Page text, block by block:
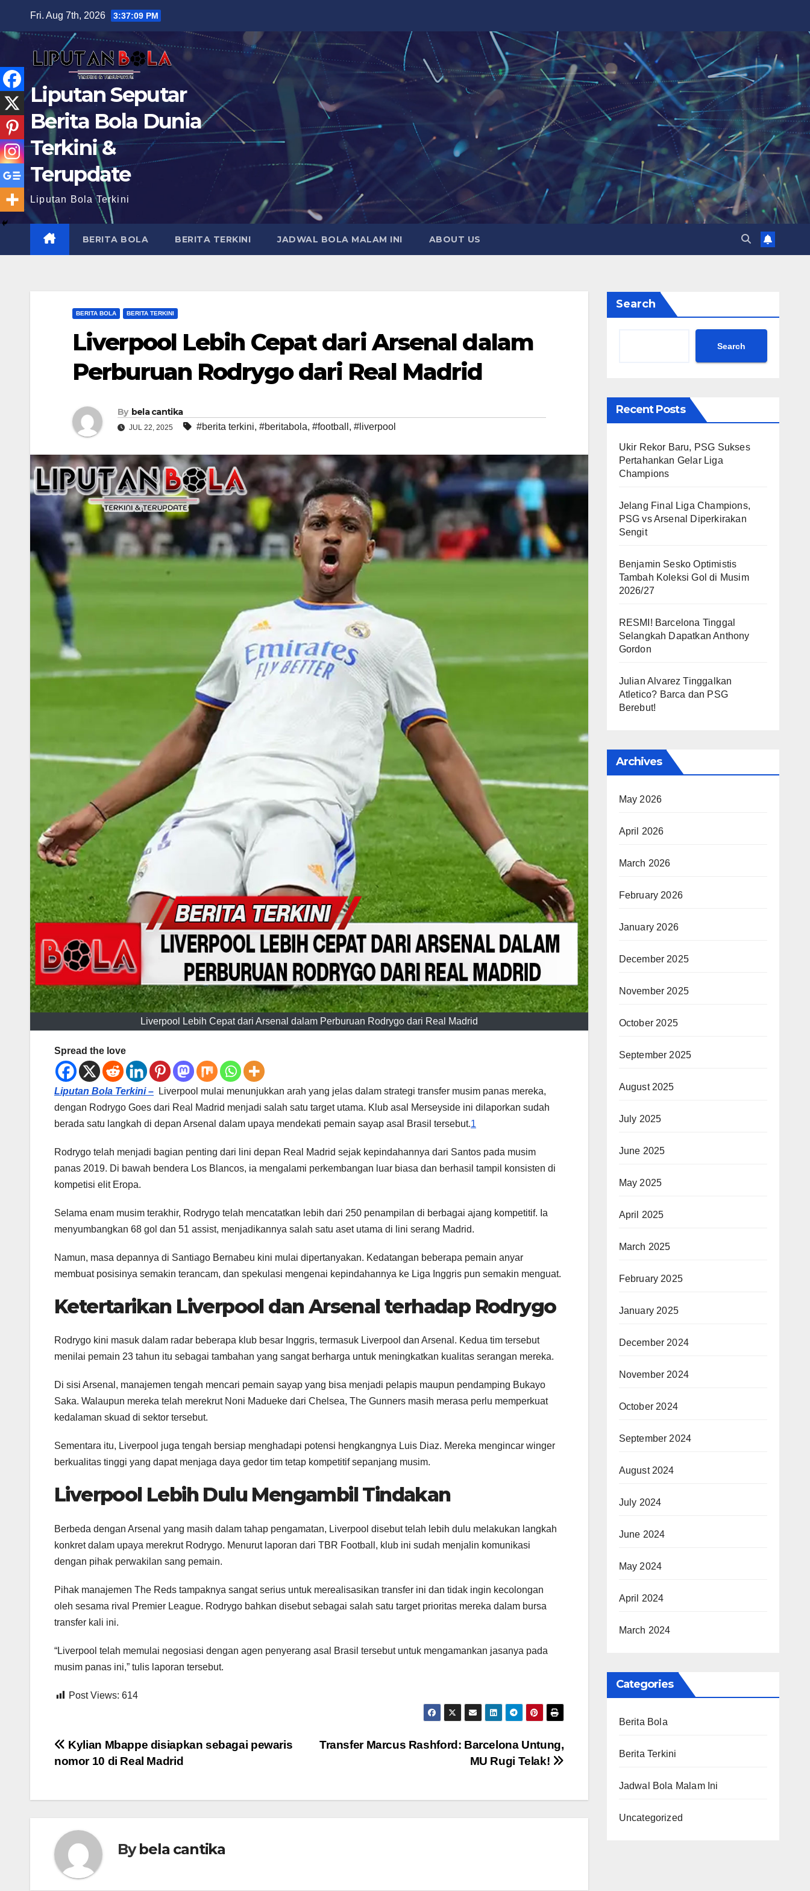
Fri. Aug 7th, 2026 3:37:11 PM
Liputan Seputar
Berita Bola Dunia
Terkini &
Terupdate
Liputan Bola Terkini
BERITA BOLA BERITA TERKINI JADWAL BOLA MALAM INI ABOUT US
BERITA BOLA BERITA TERKINI
Liverpool Lebih Cepat dari Arsenal dalam
Perburuan Rodrygo dari Real Madrid
By bela cantika
JUL 22, 2025 #berita terkini, #beritabola, #football , #liverpool
Liverpool Lebih Cepat dari Arsenal dalam Perburuan Rodrygo dari Real Madrid
Spread the love
Liputan Bola Terkini – Liverpool mulai menunjukkan arah yang jelas dalam strategi transfer musim panas mereka,
dengan Rodrygo Goes dari Real Madrid menjadi salah satu target utama. Klub asal Merseyside ini dilaporkan sudah
berada satu langkah di depan Arsenal dalam upaya mendekati pemain sayap asal Brasil tersebut.1
Rodrygo telah menjadi bagian penting dari lini depan Real Madrid sejak kepindahannya dari Santos pada musim
panas 2019. Di bawah bendera Los Blancos, ia mengalami perkembangan luar biasa dan berhasil tampil konsisten di
kompetisi elit Eropa.
Selama enam musim terakhir, Rodrygo telah mencatatkan lebih dari 250 penampilan di berbagai ajang kompetitif. Ia
menyumbangkan 68 gol dan 51 assist, menjadikannya salah satu aset utama di lini serang Madrid.
Namun, masa depannya di Santiago Bernabeu kini mulai dipertanyakan. Kedatangan beberapa pemain anyar
membuat posisinya semakin terancam, dan spekulasi mengenai kepindahannya ke Liga Inggris pun semakin menguat.
Ketertarikan Liverpool dan Arsenal terhadap Rodrygo
Rodrygo kini masuk dalam radar beberapa klub besar Inggris, termasuk Liverpool dan Arsenal. Kedua tim tersebut
menilai pemain 23 tahun itu sebagai tambahan yang sangat berharga untuk meningkatkan kualitas serangan mereka.
Di sisi Arsenal, manajemen tengah mencari pemain sayap yang bisa menjadi pelapis maupun pendamping Bukayo
Saka. Walaupun mereka telah merekrut Noni Madueke dari Chelsea, The Gunners masih merasa perlu memperkuat
kedalaman skuad di sektor tersebut.
Sementara itu, Liverpool juga tengah bersiap menghadapi potensi hengkangnya Luis Diaz. Mereka mengincar winger
berkualitas tinggi yang dapat menjaga daya gedor tim tetap kompetitif sepanjang musim.
Liverpool Lebih Dulu Mengambil Tindakan
Berbeda dengan Arsenal yang masih dalam tahap pengamatan, Liverpool disebut telah lebih dulu melakukan langkah
konkret dalam upaya merekrut Rodrygo. Menurut laporan dari TBR Football, klub ini sudah menjalin komunikasi
dengan pihak perwakilan sang pemain.
Pihak manajemen The Reds tampaknya sangat serius untuk merealisasikan transfer ini dan tidak ingin kecolongan
oleh sesama rival Premier League. Rodrygo bahkan disebut sebagai salah satu target prioritas mereka dalam bursa
transfer kali ini.
“Liverpool telah memulai negosiasi dengan agen penyerang asal Brasil tersebut untuk mengamankan jasanya pada
musim panas ini,” tulis laporan tersebut.
Post Views: 614
Post
Transfer Marcus Rashford: Barcelona Untung,
MU Rugi Telak!
Kylian Mbappe disiapkan sebagai pewaris
nomor 10 di Real Madrid
Bybela cantika
Search
Search
Recent Posts
Ukir Rekor Baru, PSG Sukses
Pertahankan Gelar Liga
Champions
Jelang Final Liga Champions,
PSG vs Arsenal Diperkirakan
Sengit
Benjamin Sesko Optimistis
Tambah Koleksi Gol di Musim
2026/27
RESMI! Barcelona Tinggal
Selangkah Dapatkan Anthony
Gordon
Julian Alvarez Tinggalkan
Atletico? Barca dan PSG
Berebut!
Archives
May 2026
April 2026
March 2026
February 2026
January 2026
December 2025
November 2025
October 2025
September 2025
August 2025
July 2025
June 2025
May 2025
April 2025
March 2025
February 2025
January 2025
December 2024
November 2024
October 2024
September 2024
August 2024
July 2024
June 2024
May 2024
April 2024
March 2024
Categories
Berita Bola
Berita Terkini
Jadwal Bola Malam Ini
Uncategorized